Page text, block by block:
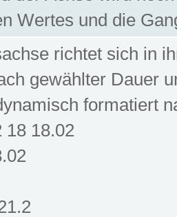
Wertes und die
richtet sich in
gewählter Dauer
formatiert
18 18.02